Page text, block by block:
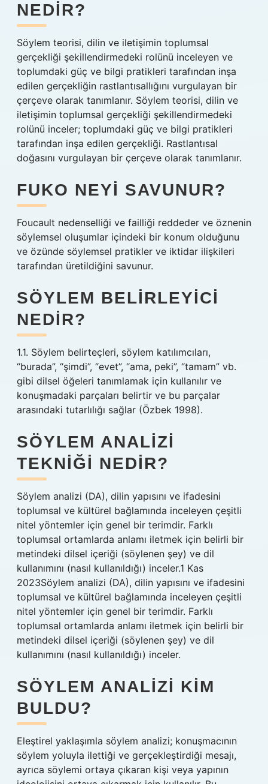
NEDIR?
Söylem teorisi, dilin ve iletişimin toplumsal
gerçekliği şekillendirmedeki rolünü inceleyen ve
toplumdaki güç ve bilgi pratikleri tarafından inşa
edilen gerçekliğin rastlantısallığını vurgulayan bir
çerçeve olarak tanımlanır. Söylem teorisi, dilin ve
iletişimin toplumsal gerçekliği şekillendirmedeki
rolünü inceler; toplumdaki güç ve bilgi pratikleri
tarafından inşa edilen gerçekliği. Rastlantısal
doğasını vurgulayan bir çerçeve olarak tanımlanır.
FUKO NEYI SAVUNUR?
Foucault nedenselliği ve failliği reddeder ve öznenin
söylemsel oluşumlar içindeki bir konum olduğunu
ve özünde söylemsel pratikler ve iktidar ilişkileri
tarafından üretildiğini savunur.
SÖYLEM BELIRLEYICI
NEDIR?
1.1. Söylem belirteçleri, söylem katılımcıları,
“burada”, “şimdi”, “evet”, “ama, peki”, “tamam” vb.
gibi dilsel öğeleri tanımlamak için kullanılır ve
konuşmadaki parçaları belirtir ve bu parçalar
arasındaki tutarlılığı sağlar (Özbek 1998).
SÖYLEM ANALIZI
TEKNIĞI NEDIR?
Söylem analizi (DA), dilin yapısını ve ifadesini
toplumsal ve kültürel bağlamında inceleyen çeşitli
nitel yöntemler için genel bir terimdir. Farklı
toplumsal ortamlarda anlamı iletmek için belirli bir
metindeki dilsel içeriği (söylenen şey) ve dil
kullanımını (nasıl kullanıldığı) inceler.1 Kas
2023Söylem analizi (DA), dilin yapısını ve ifadesini
toplumsal ve kültürel bağlamında inceleyen çeşitli
nitel yöntemler için genel bir terimdir. Farklı
toplumsal ortamlarda anlamı iletmek için belirli bir
metindeki dilsel içeriği (söylenen şey) ve dil
kullanımını (nasıl kullanıldığı) inceler.
SÖYLEM ANALIZI KIM
BULDU?
Eleştirel yaklaşımla söylem analizi; konuşmacının
söylem yoluyla ilettiği ve gerçekleştirdiği mesajı,
ayrıca söylemi ortaya çıkaran kişi veya yapının